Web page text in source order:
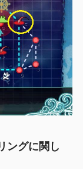
ングに関し